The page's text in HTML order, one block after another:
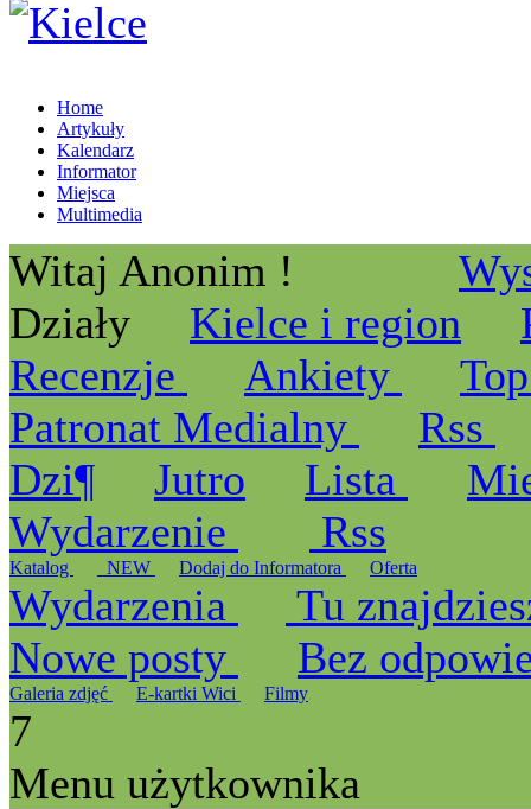
Home
Artykuły
Kalendarz
Informator
Miejsca
Multimedia
Witaj Anonim !
Działy
Kielce i region
Recenzje
Ankiety
Patronat Medialny
Rss
Dzi¶
Jutro Lista
Wydarzenie
Rss
Katalog _NEW Dodaj do Informatora Oferta
Wydarzenia
Tu
Nowe posty
Bez
Galeria zdjęć E-kartki Wici Filmy
7
Menu użytkownika